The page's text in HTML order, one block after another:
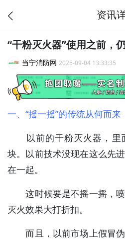
资讯
“干粉灭火器”使用之前，
当宁消防网 2025-09-04 13:33:35
一、“摇一摇”的传统从何而来
以前的干粉灭火器，里
块。以前技术没现在这么先
在一起。
这时候要是不摇一摇，喷
灭火效果大打折扣。
而且，以前市场上假冒伪